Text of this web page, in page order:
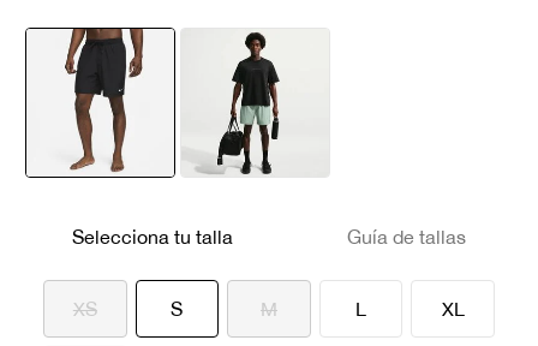
Selecciona tu talla Guía de tallas
XS Sseleccionado
M L XL